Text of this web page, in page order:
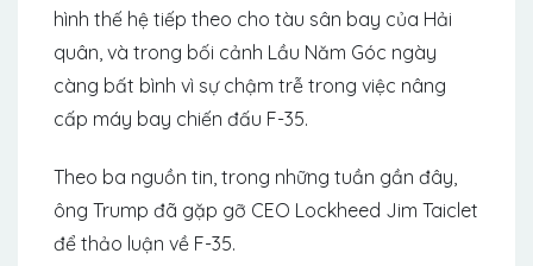
hình thế hệ tiếp theo cho tàu sân bay của Hải
quân, và trong bối cảnh Lầu Năm Góc ngày
càng bất bình vì sự chậm trễ trong việc nâng
cấp máy bay chiến đấu F-35.
Theo ba nguồn tin, trong những tuần gần đây,
ông Trump đã gặp gỡ CEO Lockheed Jim Taiclet
để thảo luận về F-35.